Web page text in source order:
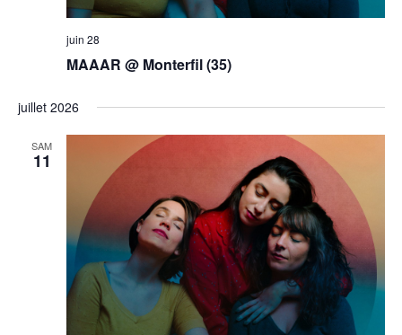
juin 28
MAAAR @ Monterfil (35)
juillet 2026
SAM
11